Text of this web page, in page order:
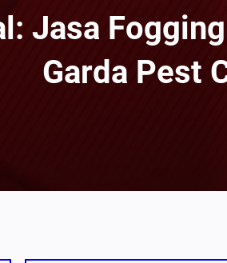
Jasa
Garda Pest